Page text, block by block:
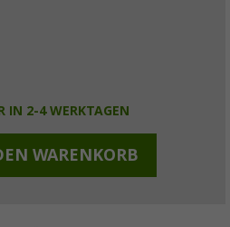
IN 2-4 WERKTAGEN
WARENKORB